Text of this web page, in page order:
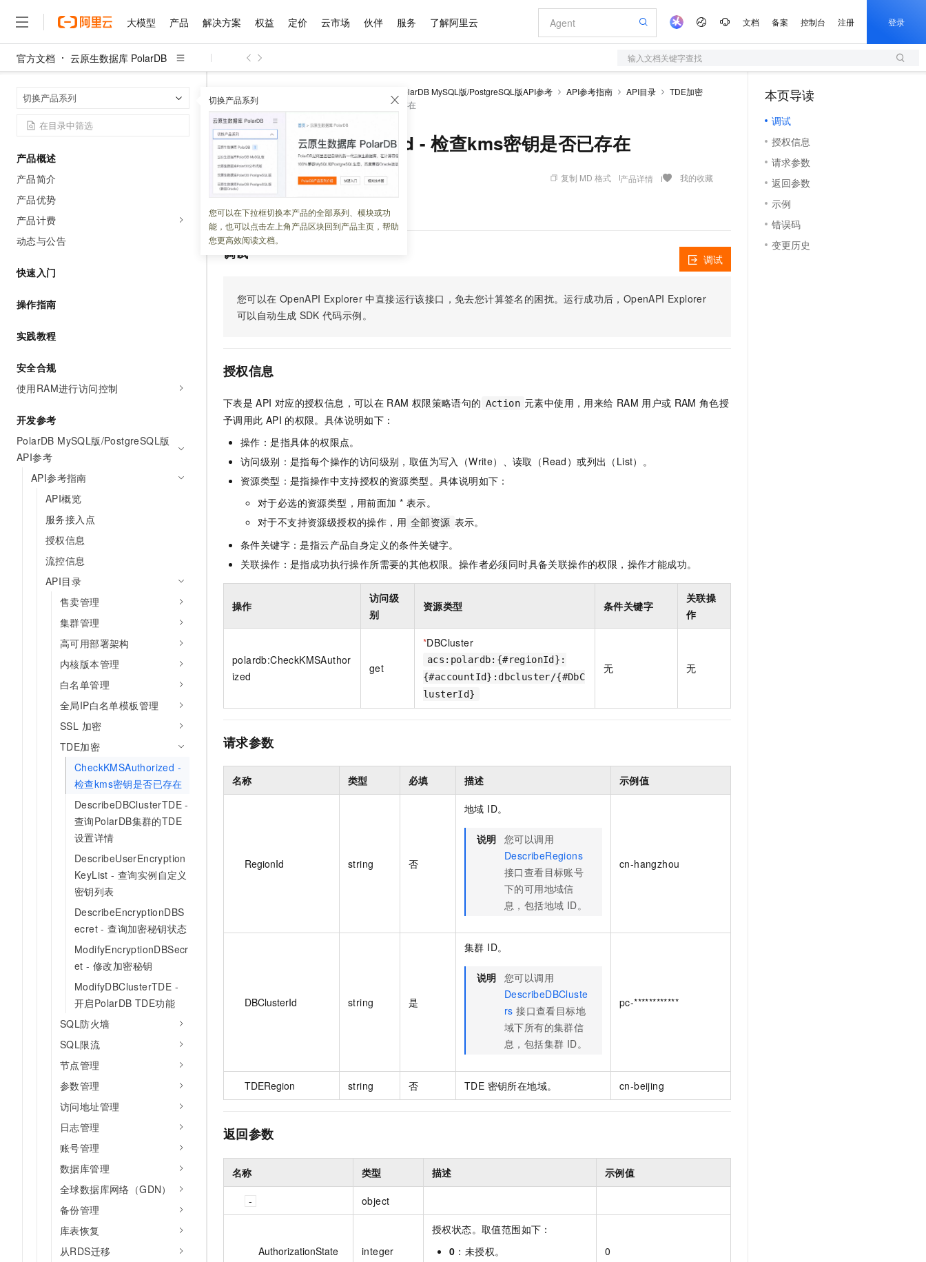
大模型 产品 解决方案 权益 定价 云市场 伙伴 服务 了解阿里云 文档 备案 控制台 注册 登录
官方文档 云原生数据库 PolarDB 输入文档关键字查找
切换产品系列 切换产品系列
您可以在下拉框切换本产品的全部系列、模块或功
能，也可以点击左上角产品区块回到产品主页，帮助
您更高效阅读文档。
产品概述
产品简介
产品优势
产品计费
动态与公告
快速入门
操作指南
实践教程
安全合规
使用RAM进行访问控制
开发参考
PolarDB MySQL版/PostgreSQL版
API参考
API参考指南
API概览
服务接入点
授权信息
流控信息
API目录
售卖管理
集群管理
高可用部署架构
内核版本管理
白名单管理
全局IP白名单模板管理
SSL 加密
TDE加密
CheckKMSAuthorized -
检查kms密钥是否已存在
DescribeDBClusterTDE -
查询PolarDB集群的TDE
设置详情
DescribeUserEncryption
KeyList - 查询实例自定义
密钥列表
DescribeEncryptionDBS
ecret - 查询加密秘钥状态
ModifyEncryptionDBSecr
et - 修改加密秘钥
ModifyDBClusterTDE -
开启PolarDB TDE功能
SQL防火墙
SQL限流
节点管理
参数管理
访问地址管理
日志管理
账号管理
数据库管理
全球数据库网络（GDN）
备份管理
库表恢复
从RDS迁移
PolarDB MySQL版/PostgreSQL版API参考 API参考指南 API目录
TDE加密
CheckKMSAuthorized - 检查kms密钥是否已存在
CheckKMSAuthorized - 检查kms密钥是否已存在
更新时间：2025-12-11 11:31:54 复制 MD 格式 产品详情 我的收藏
查看用户 KMS 开通状态。
调试
您可以在 OpenAPI Explorer 中直接运行该接口，免去您计算签名的困扰。运行成功后，OpenAPI Explorer
可以自动生成 SDK 代码示例。
调试
授权信息
下表是 API 对应的授权信息，可以在 RAM 权限策略语句的 Action 元素中使用，用来给 RAM 用户或 RAM 角色授
予调用此 API 的权限。具体说明如下：
操作：是指具体的权限点。
访问级别：是指每个操作的访问级别，取值为写入（Write）、读取（Read）或列出（List）。
资源类型：是指操作中支持授权的资源类型。具体说明如下：
对于必选的资源类型，用前面加 * 表示。
对于不支持资源级授权的操作，用 全部资源 表示。
条件关键字：是指云产品自身定义的条件关键字。
关联操作：是指成功执行操作所需要的其他权限。操作者必须同时具备关联操作的权限，操作才能成功。
操作
访问级
别
资源类型 条件关键字
关联操
作
polardb:CheckKMSAuthor
ized
get
*DBCluster
acs:polardb:{#regionId}:
{#accountId}:dbcluster/{#DbC
lusterId}
无 无
请求参数
名称 类型 必填 描述 示例值
RegionId string 否
地域 ID。
说明 您可以调用
DescribeRegions
接口查看目标账号
下的可用地域信
息，包括地域 ID。
cn-hangzhou
DBClusterId string 是
集群 ID。
说明 您可以调用
DescribeDBCluste
rs 接口查看目标地
域下所有的集群信
息，包括集群 ID。
pc-************
TDERegion string 否 TDE 密钥所在地域。 cn-beijing
返回参数
名称 类型 描述 示例值
object
AuthorizationState integer
授权状态。取值范围如下：
0 ：未授权。
0
本页导读
调试
授权信息
请求参数
返回参数
示例
错误码
变更历史
大模型
大模型服务平台百炼
大模型
文本生成
Qwen3.8-Max HOT
智能体时代全能旗舰模型
Qwen3.7-Plus
Qwen3-VL-Plus
视觉 Coding、空间感知、多模态思考等全面升级
Kimi 最新旗舰模型，长程编程与推理利器
GLM-5.2
图片和视频生成
Wan2.7-T2V
语音识别与合成
Qwen3-TTS-Flash
大模型服务
千问AI平台-Token Plan NEW
千问AI平台-模型体验
在线体验全尺寸、多种模态的模型效果
Happy 系列大模型
新一代 AI 视频生成模型，深度适配广告营销等场景
大模型服务平台百炼-应用模版
灵活可视化地构建企业级 Agent
人工智能平台 PAI
Qoder HOT
大模型解决方案
快速部署 Dify，高效搭建 AI 应用 10分钟微调：让0.6B模型媲美235B模型 多模态数据信息提取
从文本、图片、视频中提取结构化的属性信息
产品
精选产品
人工智能与机器学习
容器
存储
媒体服务
企业服务与云通信
域名与网站
终端用户计算
Serverless
开发工具
迁移与运维管理
专有云
精选产品
大模型服务平台百炼
大模型服务与应用平台
千问大模型
多元化、高性能、安全可靠的大模型服务
无影云电脑
随时随地安全接入的云上超级电脑
云解析DNS
面向分析的企业级SaaS模式云数据仓库
域名与网站
对象存储 OSS
一站式AI开发、训练和推理服务
Qoder CN
提供一站式管理容器应用的 K8s 服务
云数据库 RDS
100%兼容MySQL、PostgreSQL，兼容Oracle，支持集中和分布式
云原生的云上边界网络安全防护产品
轻量应用服务器
数字证书管理服务（原SSL证书）
实现全站HTTPS，呈现可信的WEB访问
短信服务
大数据开发治理平台 DataWorks
解决方案
精选解决方案
AI
大数据
现代化应用
上云与迁云
精选解决方案
睿译宝，AI翻译排版一步到位
上传文档即自动完成翻译和格式还原
GLM-5.2：长任务时代开源旗舰模型
真正可用的 1M 上下文,一次完成代码全链路开发
Hermes Agent，打造自进化智能体
自主进化，持久记忆，越用越聪明
快速拥有专属 OpenClaw
即刻拥有 DeepSeek-V4-Pro
轻松解锁专属 DeepSeek-V4-Pro
Claude Code + GStack 打造工程团队
一键部署幻兽帕鲁游戏服务器
以可视化方式快速构建移动和 PC 门户网站
Agency Agents：拥有专属领域专家
HappyHorse 打造一站式影视创作平台
漫剧工坊：一站式动画创作平台
快速生产连贯的高质量长漫剧
10 分钟搭建微信、支付宝小程序
高效部署网站，快速应用到小程序
权益 普惠上云
普惠上云 官方力荐
云服务器38元/年起，超值低价云产品抢先购
官方推荐返现计划
推荐新用户得奖励，单订单最高返9万
云工开物
高校专属算力普惠，学生认证享300元代金券
免费试用
最高领取价值200元试用点，立即开启云上创新
AI 产品 免费试用
140+云产品 免费试用
产品新客免费试用，最长12个月
大模型ACA认证体验
助力企业全员 AI 认知与能力提升
AI 特惠
智启 AI 普惠权益
阿里云 OPC 创新助力计划
至高百万元 Token 补贴，加速一人公司成长
Qwen3.8-Max 首发尝鲜，限时加量 10 倍，夜间低至2折
千问办公，限时限量积分加倍
送.CN域名，送备案服务码
AI 场景体验
AI 电商营销
0 代码专业建站，无忧落地极速上线
AI助力短剧漫剧创作，剧本、分镜、视频高效生成
AI 活动
AI 生产力先锋
先锋实践拓展 AI 生产力的边界
飞天发布时刻
所见，即是所愿
AI 实训营
从基础到进阶，Agent 创客手把手教你
创新加速
定价 产品定价
了解云产品的定价详情
云上成本管理
管理和优化成本
价格计算器
自助选配和估算价格
价格优势
推动算力普惠，释放技术红利
配置报价器
阿里云 OPC 创新助力计划
Token 补贴，五大权
益加速 OPC 成功
云市场 精选商城
网站建设
多端小程序
Salesforce 国际版订阅
友盟天域
观测云
Tuya 物联网平台阿里云版
蓝凌 OA
行业生态解决方案
开发者生态解决方案
数据与 API
数据集
身份实名认证
短信
OCR 文字识别
发票查验
OA 办公系统
财税管理
基础软件
CentOS
Docker
Ubuntu
专业服务
公司注册
上云迁移
代维服务
伙伴 成为销售伙伴
分销伙伴
咨询伙伴
销售伙伴合作计划
Salesforce On Alibaba Cloud
Consulting Partner 合作计划
AI 大模型销售与服务生态合作计划
成为产品伙伴
产品生态集成认证中心
产品生态伙伴工作台
产品伙伴合作计划
云存储合作计划
数据库合作计划
服务伙伴合作计划
Al MaaS 服务伙伴赋能合作
伙伴信用分合作计划
更多支持
合作伙伴培训与认证
查询合作伙伴
登录合作伙伴管理后台
服务 售前咨询
在线服务
售后服务
自助服务
工单服务
短信专区
企业增值服务
企业支持计划
企业增值服务台
服务实践
阿里云认证
训练营
开发者社区
镜像站
我要反馈
我要建议
了解阿里云 为什么选择阿里云
什么是云计算
技术领先
稳定可靠
安全合规
分析师报告
研究报告与白皮书
AI 算法大赛
云开发大赛
最佳实践
云上春晚
云栖战略参考
云上的中国
金融模力时刻
市场活动
云栖大会
活动全景
加入我们
校园招聘